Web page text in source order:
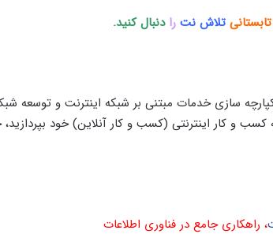
تابستانی تلاش نترا دنبال کنید.
سازی خدمات مبتنی بر شبکه اینترنت و توسعه شبکه
کسب و کار اینترنتی (کسب و کار آنلاین) خود
، راهکاری جامع در فناوری اطلاعات